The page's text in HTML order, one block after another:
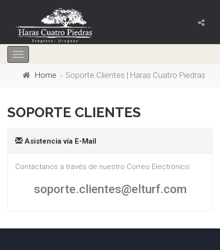
Toggle
Home Soporte Clientes | Haras Cuatro Piedras
SOPORTE CLIENTES
Asistencia vía E-Mail
Contáctanos a través de nuestro Correo Electrónico.
soporte.clientes@elturf.com